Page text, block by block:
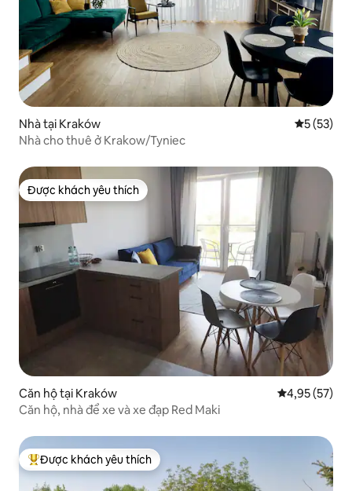
Nhà tại Kraków Xếp hạng
5 (53)
Nhà cho thuê ở Krakow/Tyniec
Được khách yêu thích
Được khách yêu thích
Căn hộ tại Kraków Xếp hạng
4,95 (57)
Căn hộ, nhà để xe và xe đạp Red Maki
Được khách yêu thích nhất
Được khách yêu thích